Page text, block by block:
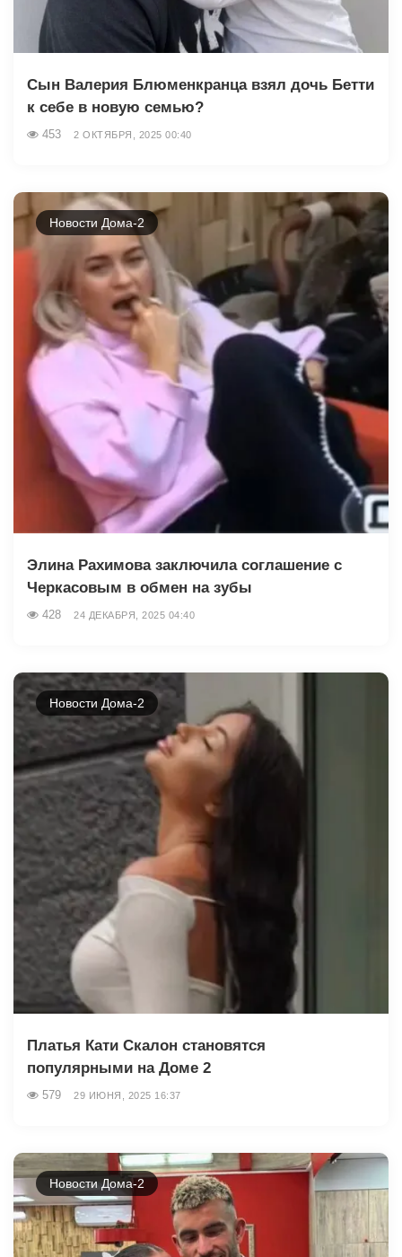
Сын Валерия Блюменкранца взял дочь Бетти
к себе в новую семью?
453 2 ОКТЯБРЯ, 2025 00:40
Новости Дома-2
Элина Рахимова заключила соглашение с
Черкасовым в обмен на зубы
428 24 ДЕКАБРЯ, 2025 04:40
Новости Дома-2
Платья Кати Скалон становятся
популярными на Доме 2
579 29 ИЮНЯ, 2025 16:37
Новости Дома-2